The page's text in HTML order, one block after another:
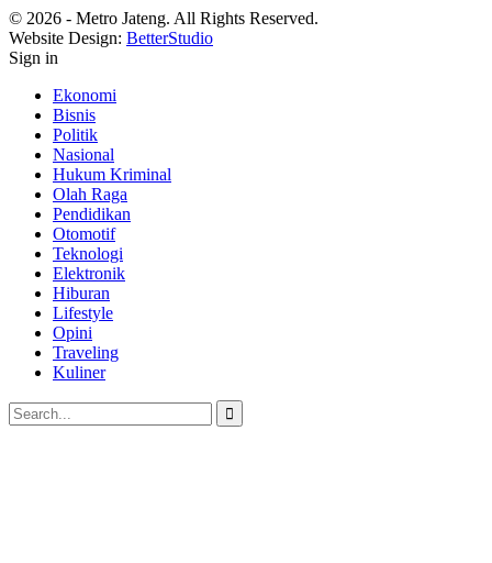
© 2026 - Metro Jateng. All Rights Reserved.
Website Design: BetterStudio
Sign in
Ekonomi
Bisnis
Politik
Nasional
Hukum Kriminal
Olah Raga
Pendidikan
Otomotif
Teknologi
Elektronik
Hiburan
Lifestyle
Opini
Traveling
Kuliner